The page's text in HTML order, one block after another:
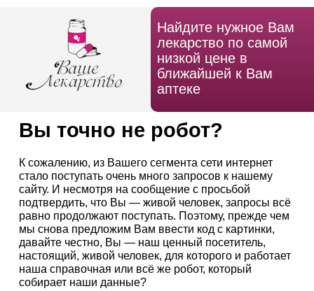
Найдите нужное Вам
лекарство по самой
низкой цене в
ближайшей к Вам
аптеке
Вы точно не робот?
К сожалению, из Вашего сегмента сети интернет
стало поступать очень много запросов к нашему
сайту. И несмотря на сообщение с просьбой
подтвердить, что Вы — живой человек, запросы всё
равно продолжают поступать. Поэтому, прежде чем
мы снова предложим Вам ввести код с картинки,
давайте честно, Вы — наш ценный посетитель,
настоящий, живой человек, для которого и работает
наша справочная или всё же робот, который
собирает наши данные?